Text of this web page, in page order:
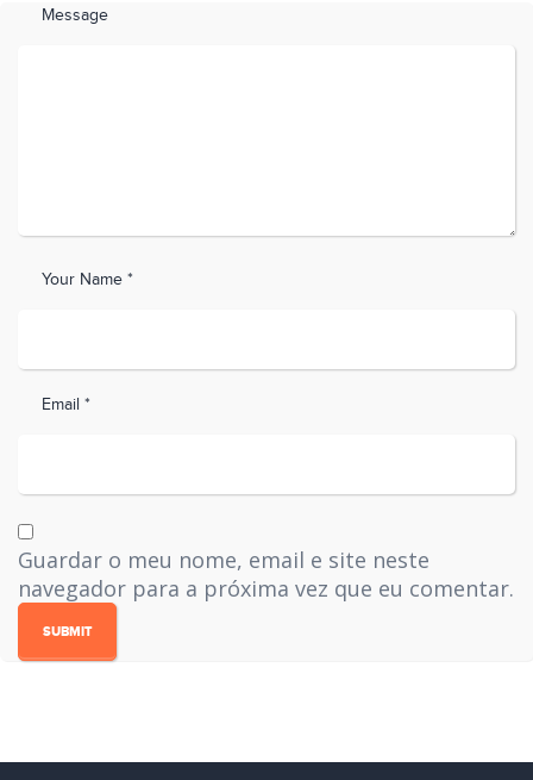
Message
Your Name *
Email *
Guardar o meu nome, email e site neste
navegador para a próxima vez que eu comentar.